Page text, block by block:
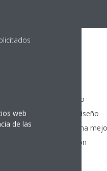
el flujo de aire en modo
de unas aletas de diseño
focalizado permite una
en toda la habitación
web
de las